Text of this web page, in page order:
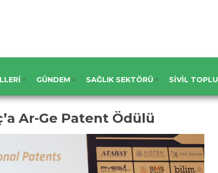
GÜNDEM SAĞLIK SEKTÖRÜ SIVIL
Ar-Ge Patent Ödülü